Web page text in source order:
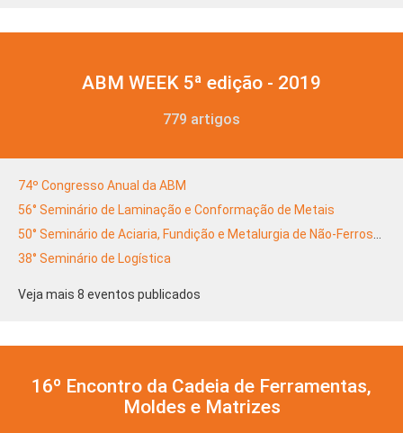
ABM WEEK 5ª edição - 2019
779 artigos
74º Congresso Anual da ABM
56° Seminário de Laminação e Conformação de Metais
50° Seminário de Aciaria, Fundição e Metalurgia de Não-Ferrosos
38° Seminário de Logística
Veja mais 8 eventos publicados
16º Encontro da Cadeia de Ferramentas,
Moldes e Matrizes